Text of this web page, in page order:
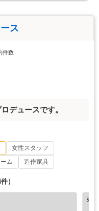
ス
件数
デュースです。
女性スタッフ
ム 造作家具
件）
※ホ